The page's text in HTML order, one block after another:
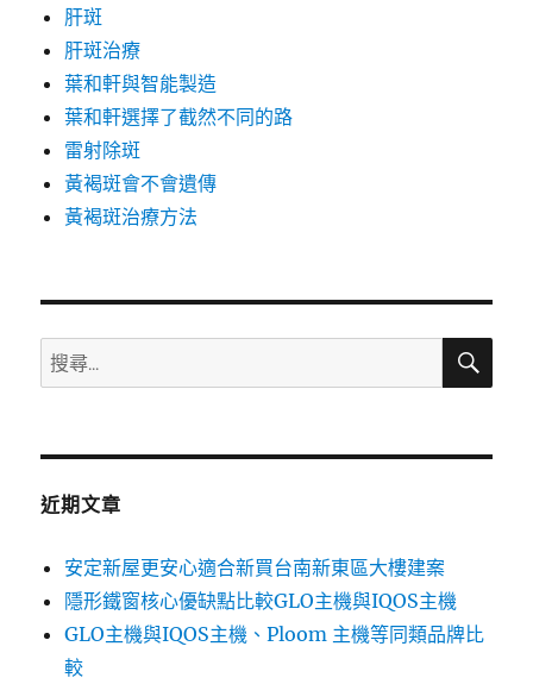
肝斑
肝斑治療
葉和軒與智能製造
葉和軒選擇了截然不同的路
雷射除斑
黃褐斑會不會遺傳
黃褐斑治療方法
搜
尋
鍵
搜
近期文章
安定新屋更安心適合新買台南新東區大樓建案
隱形鐵窗核心優缺點比較GLO主機與IQOS主機
GLO主機與IQOS主機、Ploom 主機等同類品牌比
較